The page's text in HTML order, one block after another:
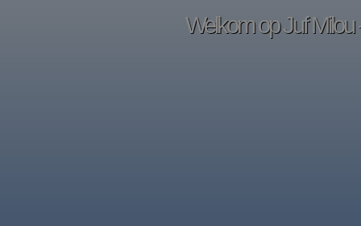
Welkom op Juf Milou